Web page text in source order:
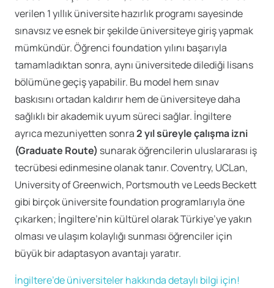
verilen 1 yıllık üniversite hazırlık programı sayesinde
sınavsız ve esnek bir şekilde üniversiteye giriş yapmak
mümkündür. Öğrenci foundation yılını başarıyla
tamamladıktan sonra, aynı üniversitede dilediği lisans
bölümüne geçiş yapabilir. Bu model hem sınav
baskısını ortadan kaldırır hem de üniversiteye daha
sağlıklı bir akademik uyum süreci sağlar. İngiltere
ayrıca mezuniyetten sonra2 yıl süreyle çalışma izni
(Graduate Route) sunarak öğrencilerin uluslararası iş
tecrübesi edinmesine olanak tanır. Coventry, UCLan,
University of Greenwich, Portsmouth ve Leeds Beckett
gibi birçok üniversite foundation programlarıyla öne
çıkarken; İngiltere’nin kültürel olarak Türkiye’ye yakın
olması ve ulaşım kolaylığı sunması öğrenciler için
büyük bir adaptasyon avantajı yaratır.
İngiltere’de üniversiteler hakkında detaylı bilgi için!